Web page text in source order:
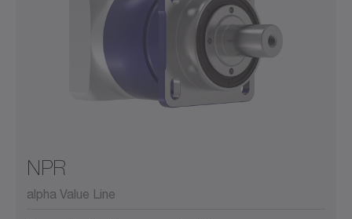
NPR
alpha Value Line